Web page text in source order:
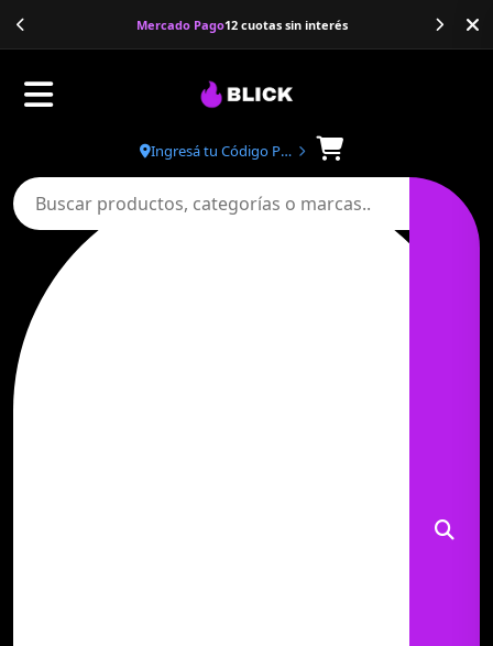
Banco Galicia20% de descuento
Buscar productos
Ingresá tu Código Postal